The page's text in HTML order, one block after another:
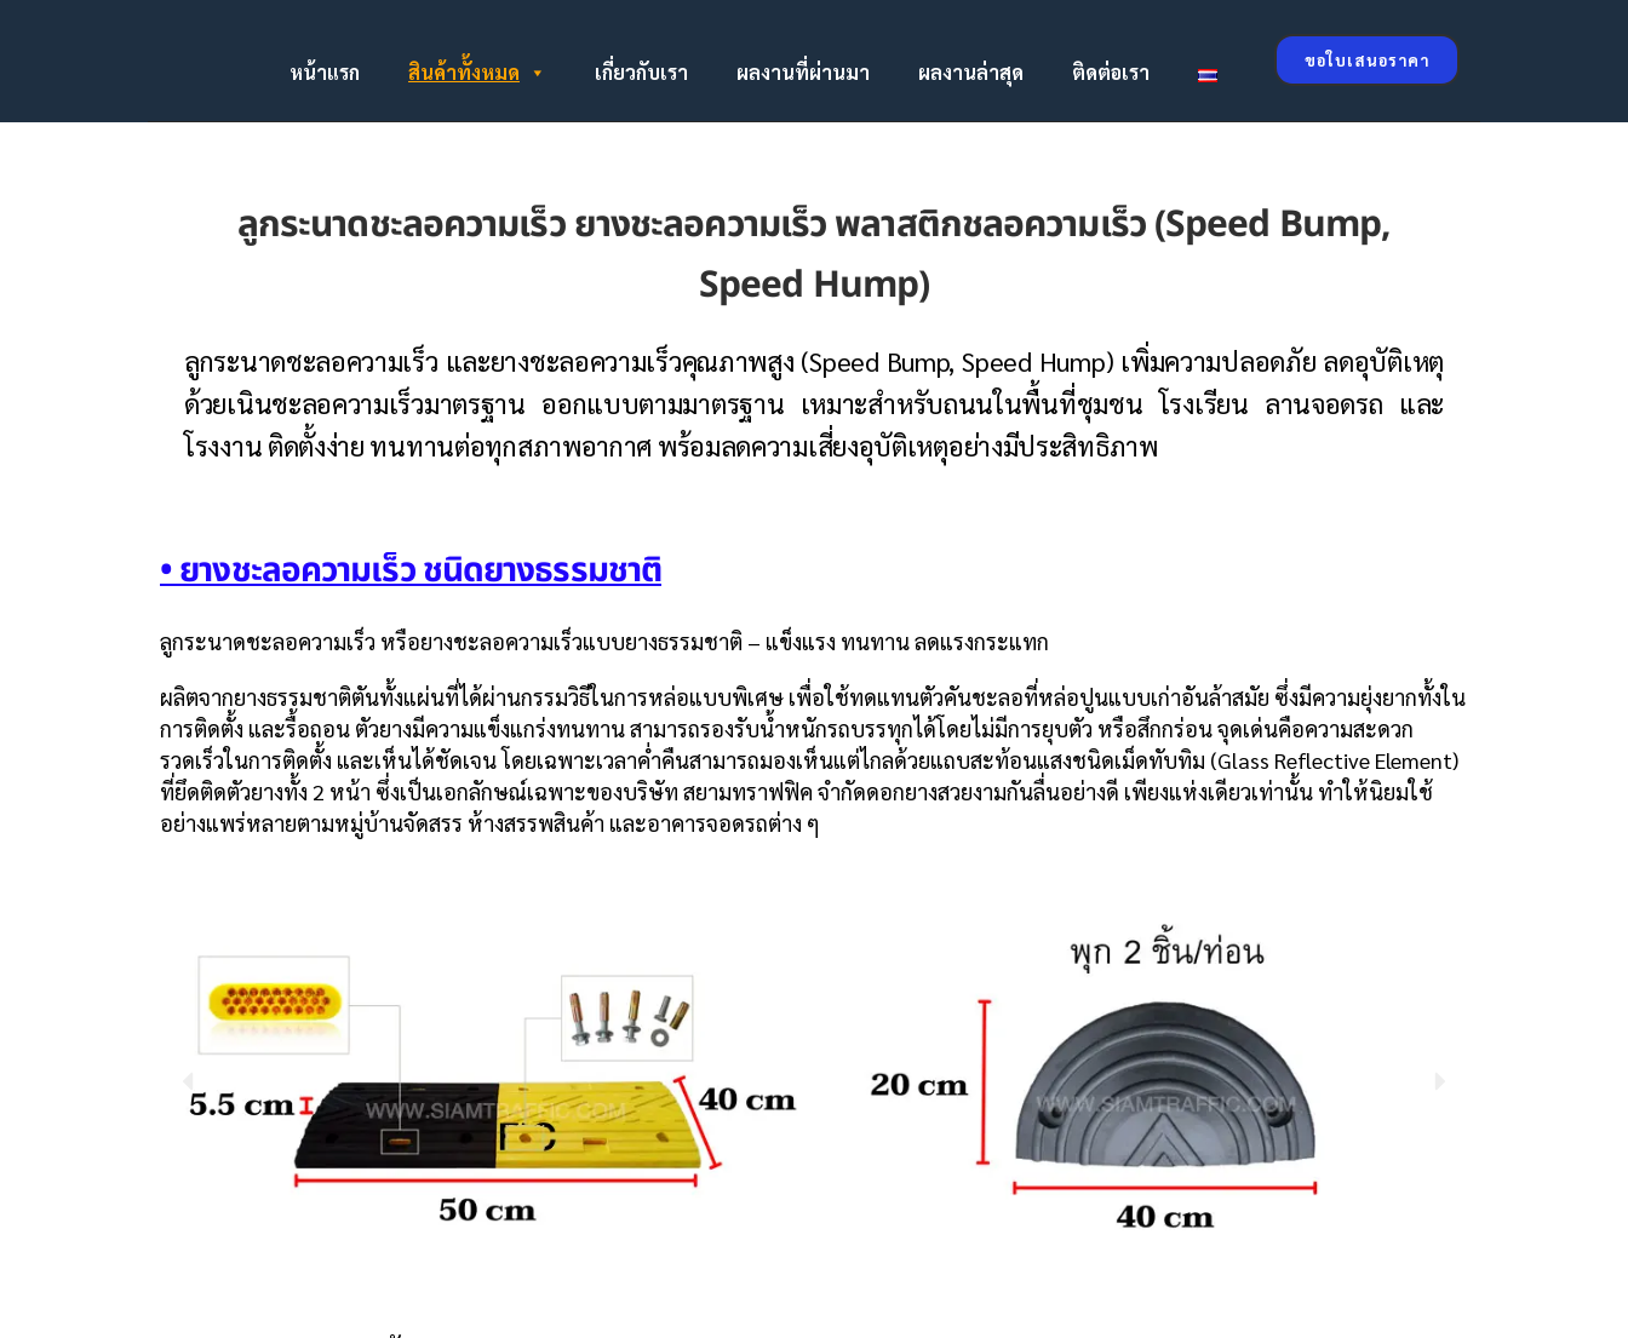
ขอใบเสนอราคา
หน้าแรก สินค้าทั้งหมด เกี่ยวกับเรา ผลงานที่ผ่านมา ผลงานล่าสุด ติดต่อเรา
ลูกระนาดชะลอความเร็ว ยางชะลอความเร็ว พลาสติกชลอความเร็ว (Speed Bump,
Speed Hump)
ลูกระนาดชะลอความเร็ว และยางชะลอความเร็วคุณภาพสูง (Speed Bump, Speed Hump) เพิ่มความปลอดภัย ลดอุบัติเหตุ
ด้วยเนินชะลอความเร็วมาตรฐาน ออกแบบตามมาตรฐาน เหมาะสำหรับถนนในพื้นที่ชุมชน โรงเรียน ลานจอดรถ และ
โรงงาน ติดตั้งง่าย ทนทานต่อทุกสภาพอากาศ พร้อมลดความเสี่ยงอุบัติเหตุอย่างมีประสิทธิภาพ
• ยางชะลอความเร็ว ชนิดยางธรรมชาติ
ลูกระนาดชะลอความเร็ว หรือยางชะลอความเร็วแบบยางธรรมชาติ – แข็งแรง ทนทาน ลดแรงกระแทก
ผลิตจากยางธรรมชาติตันทั้งแผ่นที่ได้ผ่านกรรมวิธีในการหล่อแบบพิเศษ เพื่อใช้ทดแทนตัวคันชะลอที่หล่อปูนแบบเก่าอันล้าสมัย ซึ่งมีความยุ่งยากทั้งใน
การติดตั้ง และรื้อถอน ตัวยางมีความแข็งแกร่งทนทาน สามารถรองรับน้ำหนักรถบรรทุกได้โดยไม่มีการยุบตัว หรือสึกกร่อน จุดเด่นคือความสะดวก
รวดเร็วในการติดตั้ง และเห็นได้ชัดเจน โดยเฉพาะเวลาค่ำคืนสามารถมองเห็นแต่ไกลด้วยแถบสะท้อนแสงชนิดเม็ดทับทิม (Glass Reflective Element)
ที่ยึดติดตัวยางทั้ง 2 หน้า ซึ่งเป็นเอกลักษณ์เฉพาะของบริษัท สยามทราฟฟิค จำกัดดอกยางสวยงามกันลื่นอย่างดี เพียงแห่งเดียวเท่านั้น ทำให้นิยมใช้
อย่างแพร่หลายตามหมู่บ้านจัดสรร ห้างสรรพสินค้า และอาคารจอดรถต่าง ๆ